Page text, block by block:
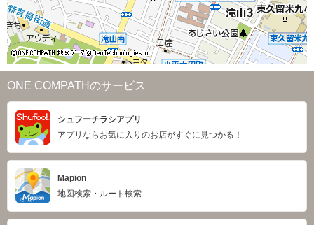
ONE COMPATHのサービス
シュフーチラシアプリ
アプリならお気に入りのお店がすぐに見つかる！
Mapion
地図検索・ルート検索